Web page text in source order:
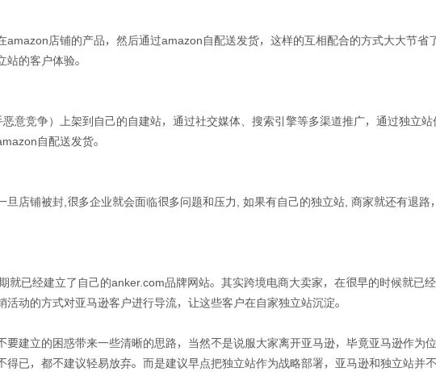
店铺的产品，然后通过amazon自配送发货，这样的互相配合的方式大大节省
的客户体验。
意竞争）上架到自己的自建站，通过社交媒体、搜索引擎等多渠道推广，通过独立
自配送发货。
店铺被封,很多企业就会面临很多问题和压力, 如果有自己的独立站, 商家就还有退路
已经建立了自己的anker.com品牌网站。其实跨境电商大卖家，在很早的时候就已
动的方式对亚马逊客户进行导流，让这些客户在自家独立站沉淀。
要建立的困惑带来一些清晰的思路，当然不是说服大家离开亚马逊，毕竟亚马逊作为
已，都不建议轻易放弃。而是建议早点把独立站作为战略部署，亚马逊和独立站并